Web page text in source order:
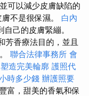
可以減少皮膚缺陷的
不是很保濕。 白內
己的皮膚緊繃。
芳香療法目的，並且
聯合法律事務所 會
造完美輪廓 護照代
時多少錢 辦護照要
富，甜美的香氣和保